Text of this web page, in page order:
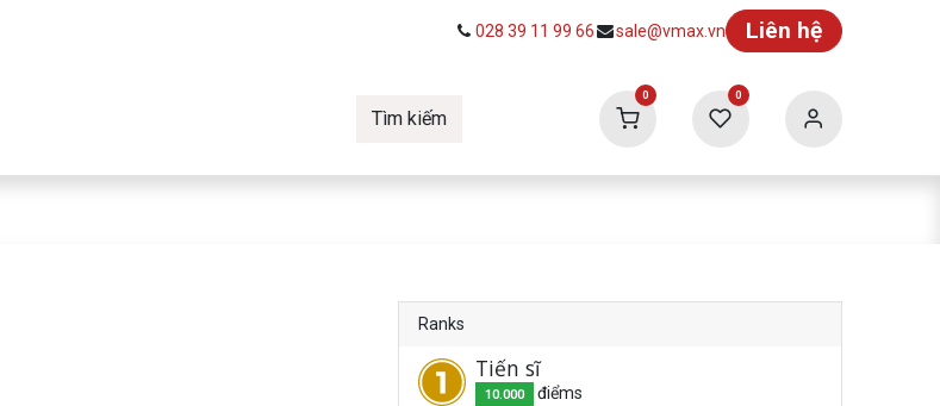
028 39 11 99 66 sale@vmax.vn Liên hệ
Tìm kiếm
0 0
Ranks
Tiến sĩ
10.000 điểms